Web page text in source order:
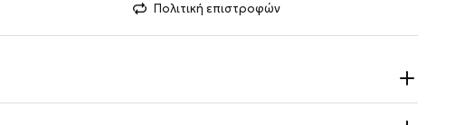
Πολιτική επιστροφών